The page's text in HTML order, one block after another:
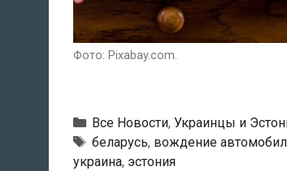
Фото: Pixabay.com.
Рубрики
Все Новости, Украинцы и
Метки
беларусь, вождение
украина, эстония